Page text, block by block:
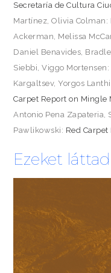
Secretaría de Cultura
Martínez, Olivia Colman:
Ackerman, Melissa
Daniel Benavides,
Siebbi, Viggo
Kargaltsev, Yorgos
Carpet Report on Mingle
Antonio Pena Zapateria,
Pawlikowski: Red
Ezeket